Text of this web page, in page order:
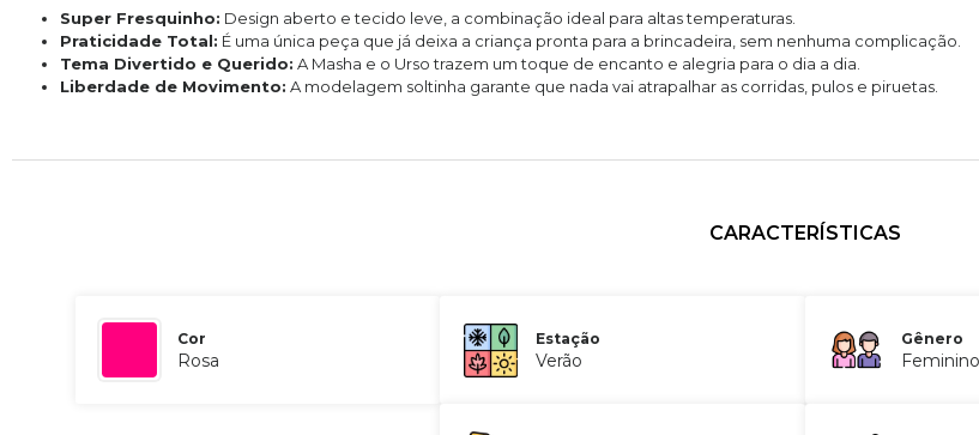
Super Fresquinho: Design aberto e tecido leve, a combinação ideal para altas temperaturas.
Praticidade Total: É uma única peça que já deixa a criança pronta para a brincadeira, sem nenhuma complicação.
Tema Divertido e Querido: A Masha e o Urso trazem um toque de encanto e alegria para o dia a dia.
Liberdade de Movimento: A modelagem soltinha garante que nada vai atrapalhar as corridas, pulos e piruetas.
CARACTERÍSTICAS
Cor
Rosa
Estação
Verão
Gênero
Feminino